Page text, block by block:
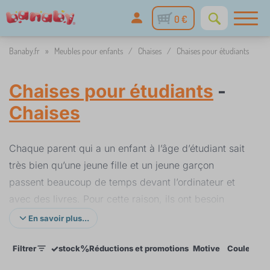
0 €
Banaby.fr » Meubles pour enfants / Chaises / Chaises pour étudiants
Chaises pour étudiants -
Chaises
Chaque parent qui a un enfant à l’âge d’étudiant sait
très bien qu’une jeune fille et un jeune garçon
passent beaucoup de temps devant l’ordinateur et
avec des livres. Pour cette raison, ils ont besoin
d’une chaise de qualité. Le paramètre nécessaire
hauteur totale et la hauteur maximale du siège, et la
En savoir plus...
Filtrer ✓stock%Réductions et promotions Motive Couleurs